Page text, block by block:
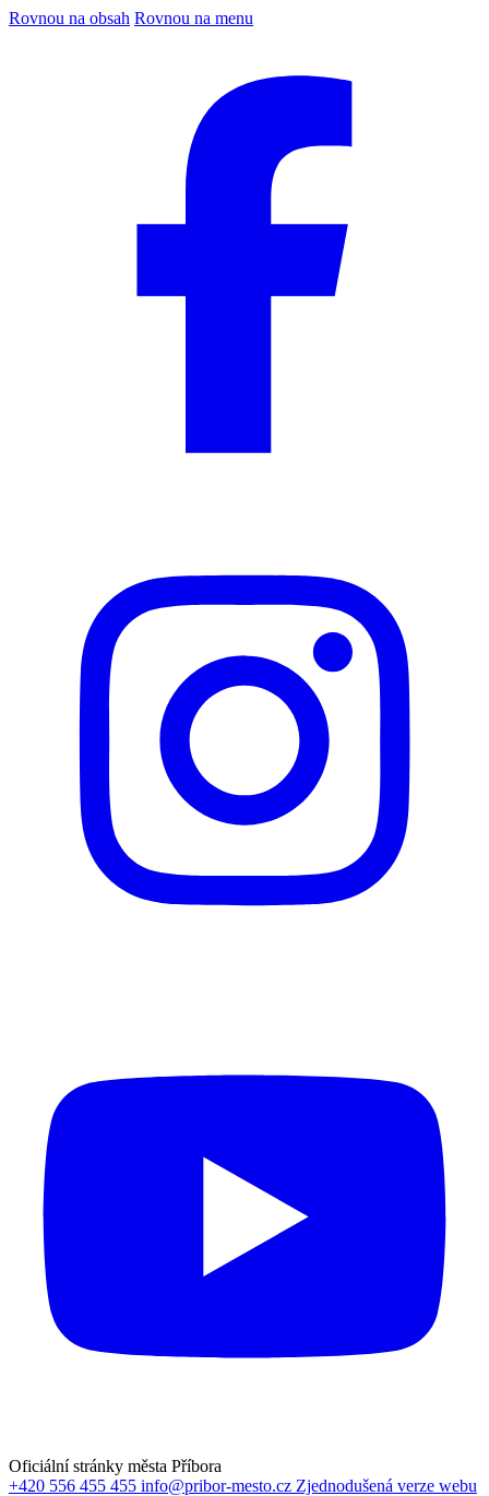
Rovnou na obsah Rovnou na menu
Oficiální stránky města Příbora
+420 556 455 455 info@pribor-mesto.cz Zjednodušená verze webu